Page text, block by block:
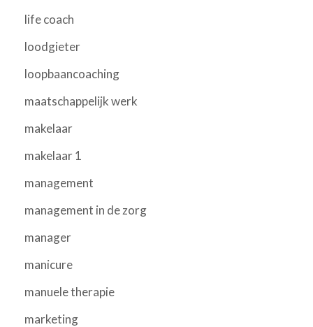
life coach
loodgieter
loopbaancoaching
maatschappelijk werk
makelaar
makelaar 1
management
management in de zorg
manager
manicure
manuele therapie
marketing